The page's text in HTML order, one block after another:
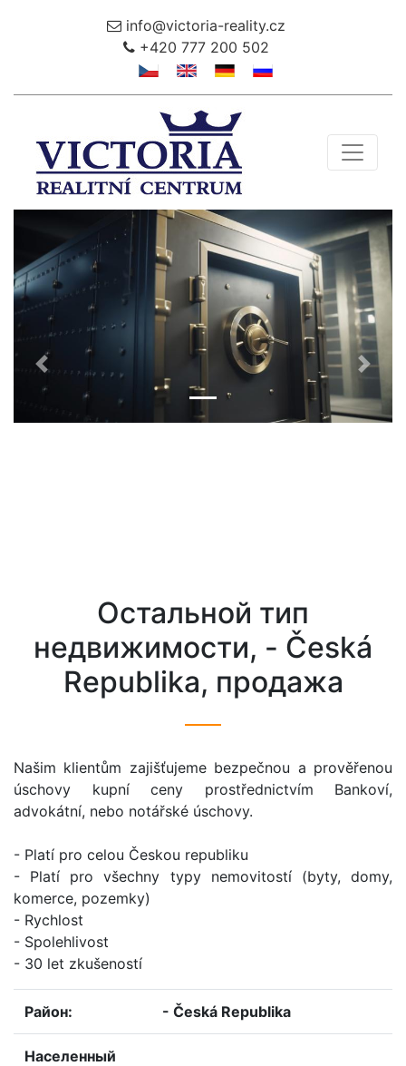
info@victoria-reality.cz
+420 777 200 502
Toggle
Předchozí Další
остальной тип
недвижимости, - Česká
Republika, продажа
Našim klientům zajišťujeme bezpečnou a prověřenou
úschovy kupní ceny prostřednictvím Bankoví,
advokátní, nebo notářské úschovy.
- Platí pro celou Českou republiku
- Platí pro všechny typy nemovitostí (byty, domy,
komerce, pozemky)
- Rychlost
- Spolehlivost
- 30 let zkušeností
район: - Česká Republika
населенный